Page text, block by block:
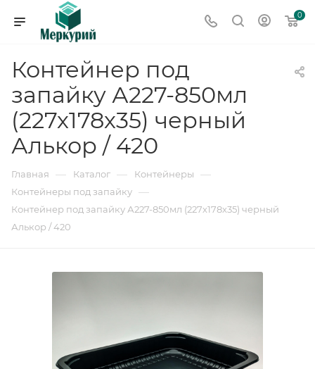
0
Контейнер под
запайку А227-850мл
(227х178х35) черный
Алькор / 420
Главная — Каталог — Контейнеры —
Контейнеры под запайку —
Контейнер под запайку А227-850мл (227х178х35) черный
Алькор / 420